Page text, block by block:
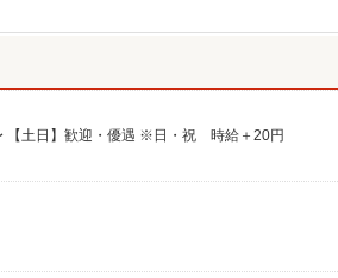
土日】歓迎・優遇 ※日・祝 時給＋20円